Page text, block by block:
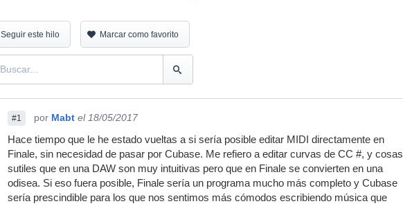
Seguir este hilo Marcar como favorito
#1 por Mabt el 18/05/2017
Hace tiempo que le he estado vueltas a si sería posible editar MIDI directamente en
Finale, sin necesidad de pasar por Cubase. Me refiero a editar curvas de CC #, y cosas
sutiles que en una DAW son muy intuitivas pero que en Finale se convierten en una
odisea. Si eso fuera posible, Finale sería un programa mucho más completo y Cubase
sería prescindible para los que nos sentimos más cómodos escribiendo música que